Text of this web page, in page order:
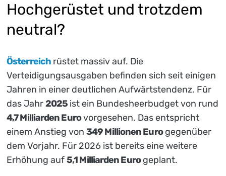
Hochgerüstet und trotzdem
neutral?
Österreich rüstet massiv auf. Die
Verteidigungsausgaben befinden sich seit einigen
Jahren in einer deutlichen Aufwärtstendenz. Für
das Jahr2025 ist ein Bundesheerbudget von rund
4,7 Milliarden Eurovorgesehen. Das entspricht
einem Anstieg von 349 Millionen Eurogegenüber
dem Vorjahr. Für 2026 ist bereits eine weitere
Erhöhung auf5,1 Milliarden Eurogeplant.